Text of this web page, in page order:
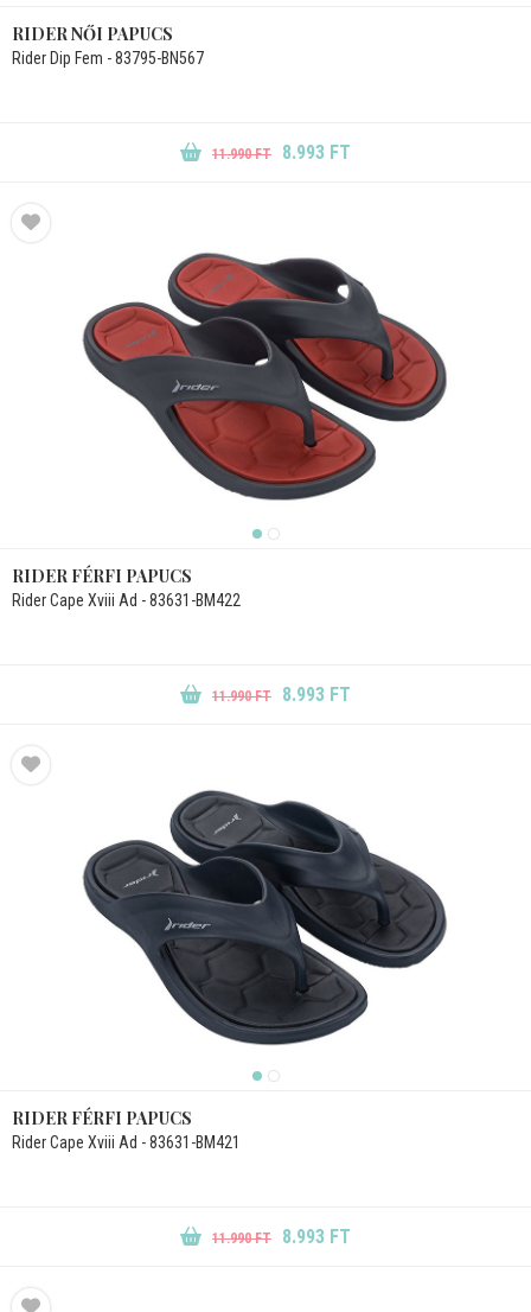
RIDER NŐI PAPUCS
Rider Dip Fem - 83795-BN567
11.990 FT 8.993 FT
RIDER FÉRFI PAPUCS
Rider Cape Xviii Ad - 83631-BM422
11.990 FT 8.993 FT
RIDER FÉRFI PAPUCS
Rider Cape Xviii Ad - 83631-BM421
11.990 FT 8.993 FT